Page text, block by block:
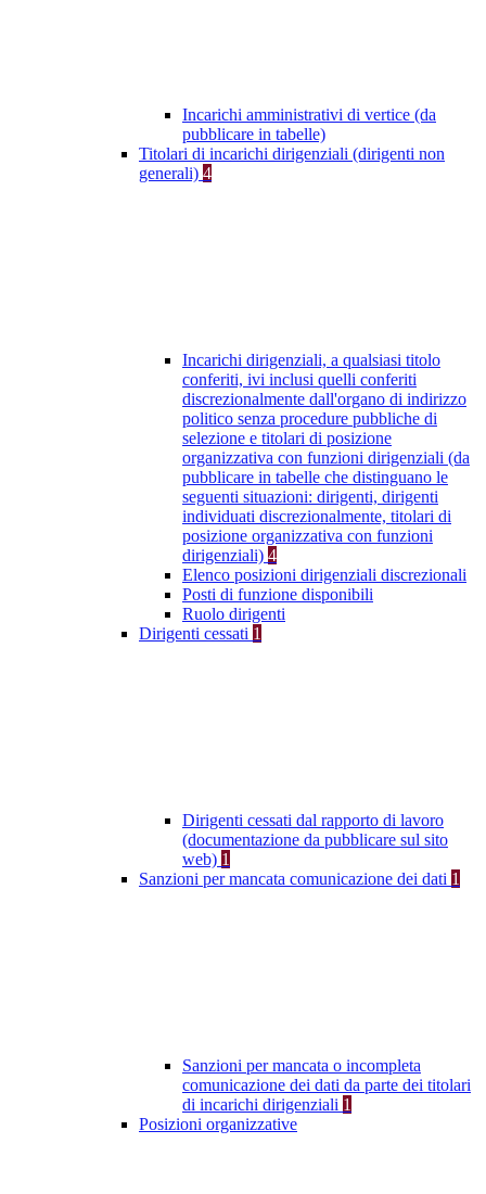
Incarichi amministrativi di vertice (da
pubblicare in tabelle)
Titolari di incarichi dirigenziali (dirigenti non
generali) 4
Incarichi dirigenziali, a qualsiasi titolo
conferiti, ivi inclusi quelli conferiti
discrezionalmente dall'organo di indirizzo
politico senza procedure pubbliche di
selezione e titolari di posizione
organizzativa con funzioni dirigenziali (da
pubblicare in tabelle che distinguano le
seguenti situazioni: dirigenti, dirigenti
individuati discrezionalmente, titolari di
posizione organizzativa con funzioni
dirigenziali) 4
Elenco posizioni dirigenziali discrezionali
Posti di funzione disponibili
Ruolo dirigenti
Dirigenti cessati 1
Dirigenti cessati dal rapporto di lavoro
(documentazione da pubblicare sul sito
web) 1
Sanzioni per mancata comunicazione dei dati 1
Sanzioni per mancata o incompleta
comunicazione dei dati da parte dei titolari
di incarichi dirigenziali 1
Posizioni organizzative